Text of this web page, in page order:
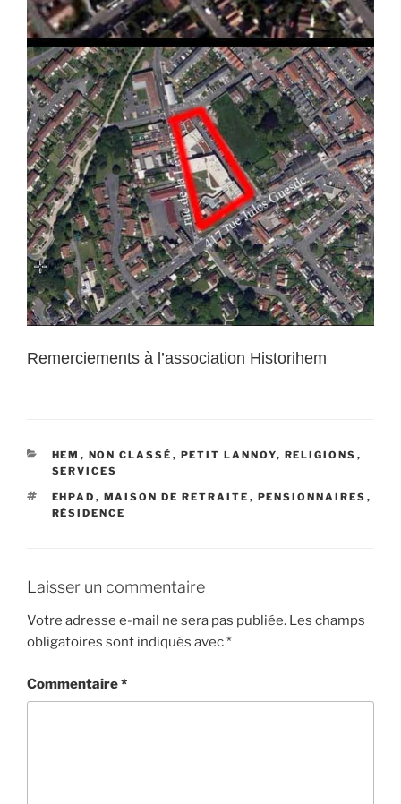
Remerciements à l’association Historihem
CATÉGORIES
HEM , NON CLASSÉ , PETIT LANNOY, RELIGIONS ,
SERVICES
ÉTIQUETTES
EHPAD , MAISON DE RETRAITE , PENSIONNAIRES ,
RÉSIDENCE
Laisser un commentaire
Votre adresse e-mail ne sera pas publiée. Les champs
obligatoires sont indiqués avec*
Commentaire*